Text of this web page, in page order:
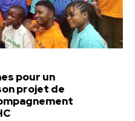
pour un
projet de